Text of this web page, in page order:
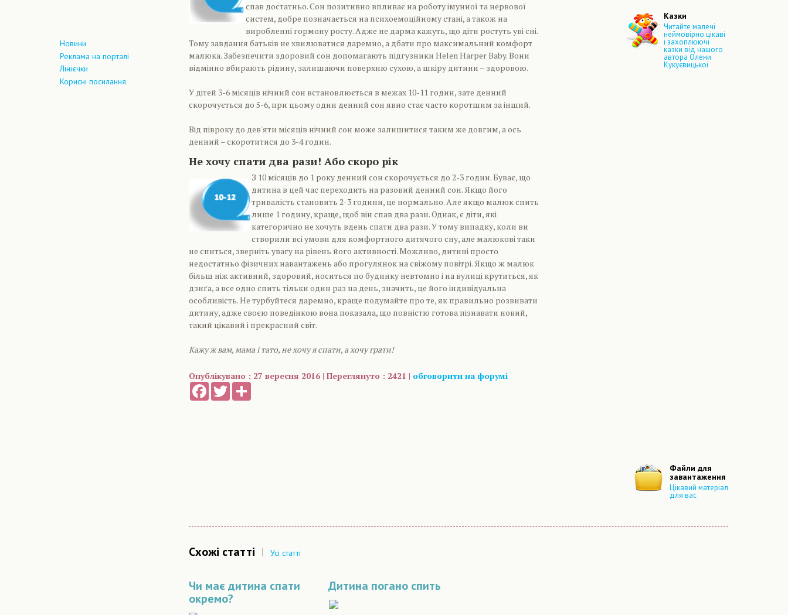
Новини
Реклама на порталі
Лінієчки
Корисні посилання
спав достатньо. Сон позитивно впливає на роботу імунної та нервової
систем, добре позначається на психоемоційному стані, а також на
виробленні гормону росту. Адже не дарма кажуть, що діти ростуть уві сні.
Тому завдання батьків не хвилюватися даремно, а дбати про максимальний комфорт
малюка. Забезпечити здоровий сон допомагають підгузники Helen Harper Baby. Вони
відмінно вбирають рідину, залишаючи поверхню сухою, а шкіру дитини – здоровою.
У дітей 3-6 місяців нічний сон встановлюється в межах 10-11 годин, зате денний
скорочується до 5-6, при цьому один денний сон явно стає часто коротшим за інший.
Від півроку до дев'яти місяців нічний сон може залишитися таким же довгим, а ось
денний – скоротитися до 3-4 годин.
Не хочу спати два рази! Або скоро рік
З 10 місяців до 1 року денний сон скорочується до 2-3 годин. Буває, що
дитина в цей час переходить на разовий денний сон. Якщо його
тривалість становить 2-3 години, це нормально. Але якщо малюк спить
лише 1 годину, краще, щоб він спав два рази. Однак, є діти, які
категорично не хочуть вдень спати два рази. У тому випадку, коли ви
створили всі умови для комфортного дитячого сну, але малюкові таки
не спиться, зверніть увагу на рівень його активності. Можливо, дитині просто
недостатньо фізичних навантажень або прогулянок на свіжому повітрі. Якщо ж малюк
більш ніж активний, здоровий, носиться по будинку невтомно і на вулиці крутиться, як
дзиґа, а все одно спить тільки один раз на день, значить, це його індивідуальна
особливість. Не турбуйтеся даремно, краще подумайте про те, як правильно розвивати
дитину, адже своєю поведінкою вона показала, що повністю готова пізнавати новий,
такий цікавий і прекрасний світ.
Кажу ж вам, мама і тато, не хочу я спати, а хочу грати!
Опублікувано : 27 вересня 2016 | Переглянуто : 2421 | обговорити на форумі
FacebookTwitter
Казки
Читайте малечі
неймовірно цікаві
і захоплюючі
казки від нашого
автора Олени
Кукуєвицької
Файли для
завантаження
Цікавий матеріал
для вас
Схожі статті | Усі статті
Чи має дитина спати
окремо?
Дитина погано спить